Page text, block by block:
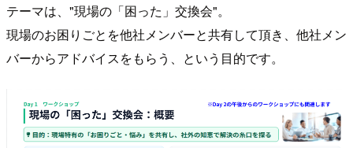
テーマは、"現場の「困った」交換会"。
現場のお困りごとを他社メンバーと共有して頂き、他社メン
バーからアドバイスをもらう、という目的です。